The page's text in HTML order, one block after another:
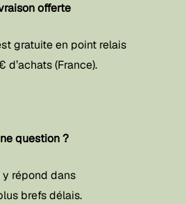
offerte
gratuite en point relais
d’achats (France).
question ?
y répond dans
brefs délais.